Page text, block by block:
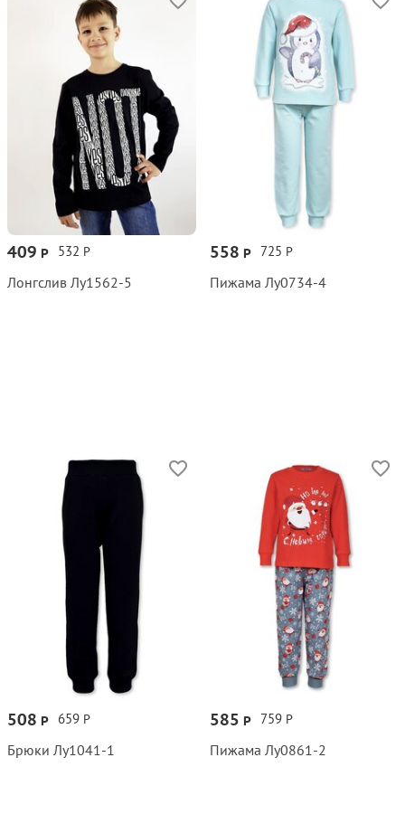
532 Р
409 Р
Лонгслив Лу1562‑5
725 Р
558 Р
Пижама Лу0734‑4
659 Р
508 Р
Брюки Лу1041‑1
759 Р
585 Р
Пижама Лу0861‑2